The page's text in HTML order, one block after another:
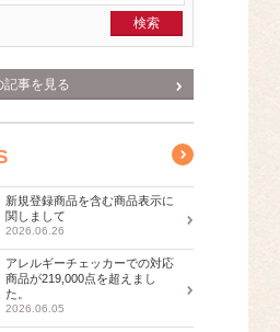
記事を見る
新規登録商品を含む商品表示に
関しまして
2026.06.26
アレルギーチェッカーでの対応
商品が219,000点を超えまし
た。
2026.06.05